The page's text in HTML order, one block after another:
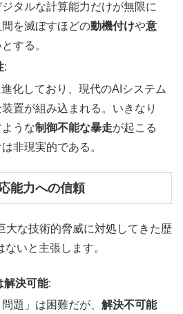
タルな計算能力だけが無限に
を滅ぼすほどの動機付けや意
する。
:
化しており、現代のAIシステム
置が組み込まれる。いきなり
うな制御不能な暴走が起こる
非現実的である。
能力への信頼
な技術的脅威に対処してきた歴
いと主張します。
解決可能:
問題」は困難だが、解決不可能